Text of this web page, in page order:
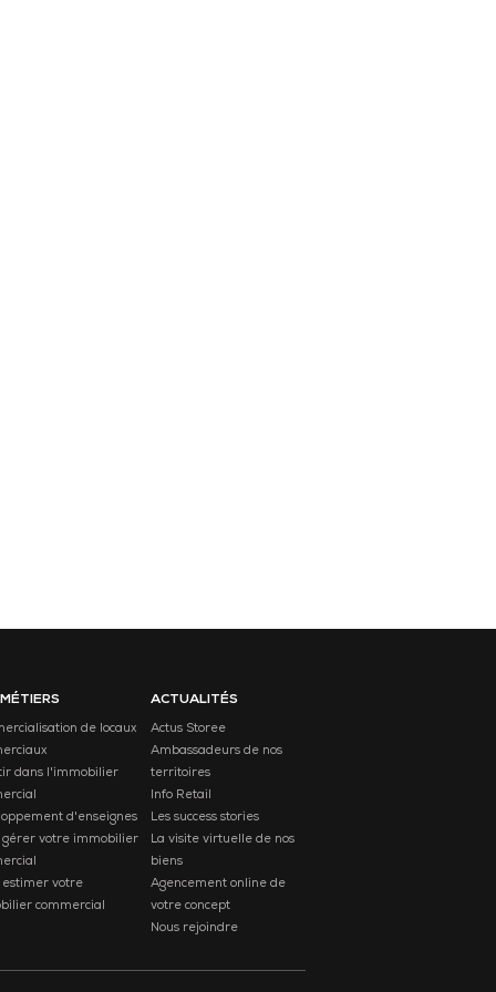
de locaux
dans l'immobilier
d'enseignes
gérer votre immobilier
estimer votre
commercial
ACTUALITÉS
Actus Storee
Ambassadeurs de nos
territoires
Info Retail
Les success stories
La visite virtuelle de nos
biens
Agencement online de
votre concept
Nous rejoindre